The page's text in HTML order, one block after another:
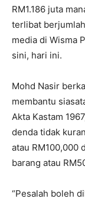
RM1.186 juta
terlibat
media di Wisma
sini, hari ini.
Mohd Nasir
membantu
Akta Kastam
denda tidak
atau RM100,000
barang atau
“Pesalah boleh